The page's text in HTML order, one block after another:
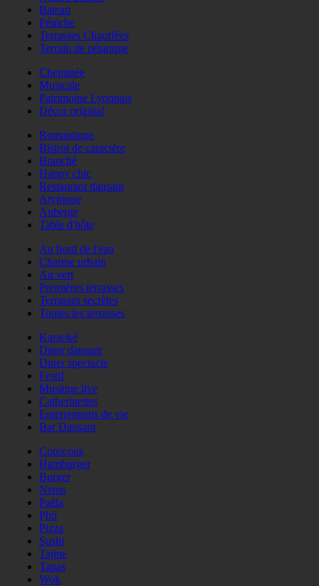
Bateau
Péniche
Terrasses Chauffées
Terrain de pétanque
Cheminée
Musicale
Patrimoine Lyonnais
Décor original
Romantique
Bistrot de caractère
Branché
Happy chic
Restaurant dansant
Atypique
Auberge
Table d'hôte
Au bord de l'eau
Charme urbain
Au vert
Premières terrasses
Terrasses secrètes
Toutes les terrasses
Karaoké
Diner dansant
Diner spectacle
Festif
Musique live
Catherinettes
Enterrements de vie
Bar Dansant
Couscous
Hamburger
Burger
Nems
Paëla
Phö
Pizza
Sushi
Tajine
Tapas
Wok